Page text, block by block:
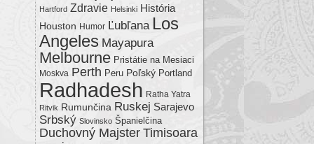
Hartford Zdravie Helsinki História
Houston Humor Ľubľana Los
Angeles Mayapura
Melbourne Pristátie na Mesiaci
Moskva Perth Peru Poľský Portland
Radhadesh Ratha Yatra
Ritvik Rumunčina Ruskej Sarajevo
Srbský Slovinsko Španielčina
Duchovný Majster Timisoara